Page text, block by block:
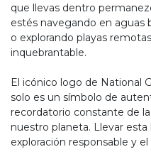
que llevas dentro
estés navegando en aguas
o explorando playas
inquebrantable.
El icónico logo de National
solo es un símbolo de
recordatorio constante de
nuestro planeta. Llevar
exploración responsable y